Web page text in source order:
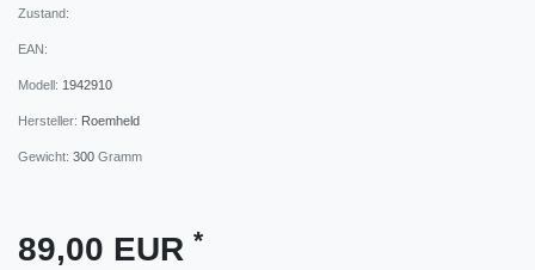
Zustand:
EAN:
Modell: 1942910
Hersteller: Roemheld
Gewicht: 300 Gramm
89,00 EUR *